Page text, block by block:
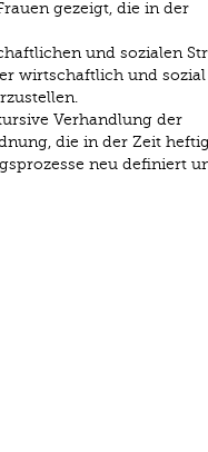
gezeigt, die in der
und sozialen
wirtschaftlich und sozial
Verhandlung der
die in der Zeit
neu definiert